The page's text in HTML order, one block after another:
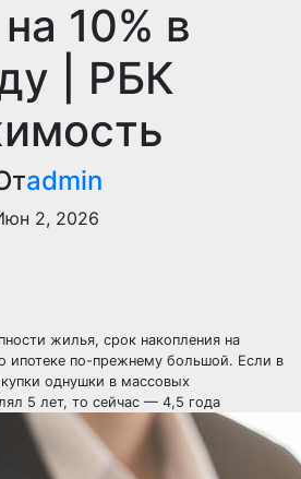
10% в
| РБК
admin
2, 2026
жилья, срок накопления на
ипотеке по-прежнему большой. Если в
однушки в массовых
5 лет, то сейчас — 4,5 года